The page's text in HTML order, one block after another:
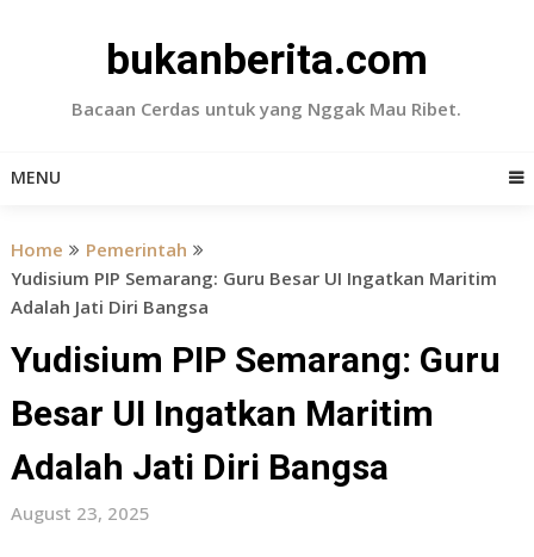
bukanberita.com
Bacaan Cerdas untuk yang Nggak Mau Ribet.
MENU
Home
Pemerintah
Yudisium PIP Semarang: Guru Besar UI Ingatkan Maritim
Adalah Jati Diri Bangsa
Yudisium PIP Semarang: Guru
Besar UI Ingatkan Maritim
Adalah Jati Diri Bangsa
August 23, 2025